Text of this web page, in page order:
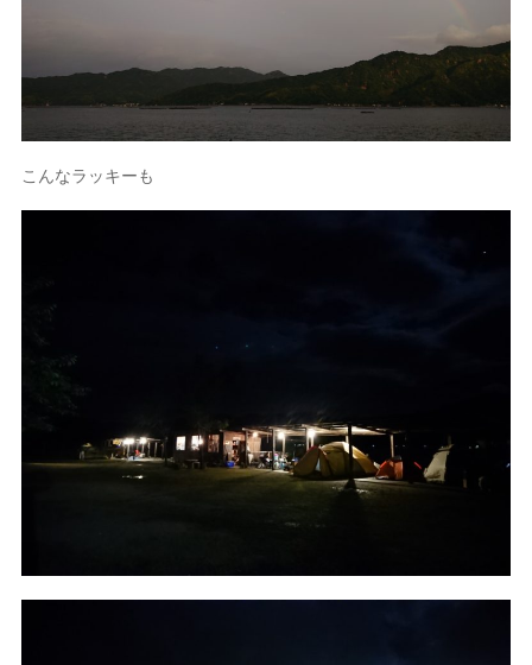
こんなラッキーも